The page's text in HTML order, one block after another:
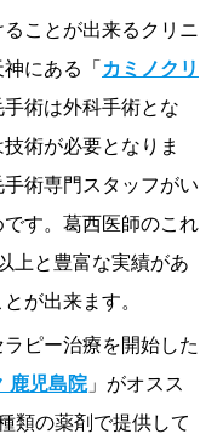
ことが出来るクリニ
にある「 カミノクリ
術は外科手術とな
術が必要となりま
術専門スタッフがい
す。葛西医師のこれ
上と豊富な実績があ
が出来ます。
ピー治療を開始した
鹿児島院」がオスス
類の薬剤で提供して